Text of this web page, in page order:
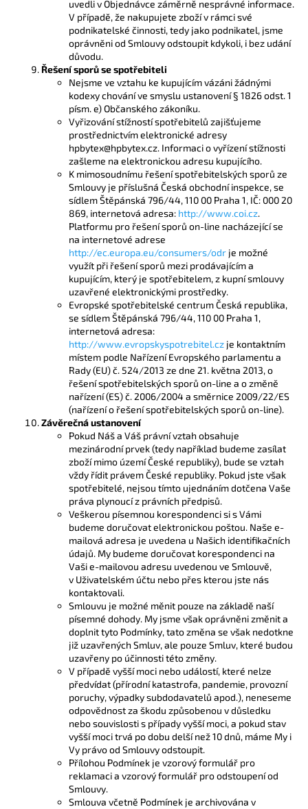
uvedli v Objednávce záměrně nesprávné informace.
V případě, že nakupujete zboží v rámci své
podnikatelské činnosti, tedy jako podnikatel, jsme
oprávněni od Smlouvy odstoupit kdykoli, i bez udání
důvodu.
Řešení sporů se spotřebiteli
Nejsme ve vztahu ke kupujícím vázáni žádnými
kodexy chování ve smyslu ustanovení § 1826 odst. 1
písm. e) Občanského zákoníku.
Vyřizování stížností spotřebitelů zajišťujeme
prostřednictvím elektronické adresy
hpbytex@hpbytex.cz. Informaci o vyřízení stížnosti
zašleme na elektronickou adresu kupujícího.
K mimosoudnímu řešení spotřebitelských sporů ze
Smlouvy je příslušná Česká obchodní inspekce, se
sídlem Štěpánská 796/44, 110 00 Praha 1, IČ: 000 20
869, internetová adresa: http://www.coi.cz.
Platformu pro řešení sporů on-line nacházející se
na internetové adrese
http://ec.europa.eu/consumers/odr je možné
využít při řešení sporů mezi prodávajícím a
kupujícím, který je spotřebitelem, z kupní smlouvy
uzavřené elektronickými prostředky.
Evropské spotřebitelské centrum Česká republika,
se sídlem Štěpánská 796/44, 110 00 Praha 1,
internetová adresa:
http://www.evropskyspotrebitel.cz je kontaktním
místem podle Nařízení Evropského parlamentu a
Rady (EU) č. 524/2013 ze dne 21. května 2013, o
řešení spotřebitelských sporů on-line a o změně
nařízení (ES) č. 2006/2004 a směrnice 2009/22/ES
(nařízení o řešení spotřebitelských sporů on-line).
Závěrečná ustanovení
Pokud Náš a Váš právní vztah obsahuje
mezinárodní prvek (tedy například budeme zasílat
zboží mimo území České republiky), bude se vztah
vždy řídit právem České republiky. Pokud jste však
spotřebitelé, nejsou tímto ujednáním dotčena Vaše
práva plynoucí z právních předpisů.
Veškerou písemnou korespondenci si s Vámi
budeme doručovat elektronickou poštou. Naše e-
mailová adresa je uvedena u Našich identifikačních
údajů. My budeme doručovat korespondenci na
Vaši e-mailovou adresu uvedenou ve Smlouvě,
v Uživatelském účtu nebo přes kterou jste nás
kontaktovali.
Smlouvu je možné měnit pouze na základě naší
písemné dohody. My jsme však oprávněni změnit a
doplnit tyto Podmínky, tato změna se však nedotkne
již uzavřených Smluv, ale pouze Smluv, které budou
uzavřeny po účinnosti této změny.
V případě vyšší moci nebo událostí, které nelze
předvídat (přírodní katastrofa, pandemie, provozní
poruchy, výpadky subdodavatelů apod.), neneseme
odpovědnost za škodu způsobenou v důsledku
nebo souvislosti s případy vyšší moci, a pokud stav
vyšší moci trvá po dobu delší než 10 dnů, máme My i
Vy právo od Smlouvy odstoupit.
Přílohou Podmínek je vzorový formulář pro
reklamaci a vzorový formulář pro odstoupení od
Smlouvy.
Smlouva včetně Podmínek je archivována v